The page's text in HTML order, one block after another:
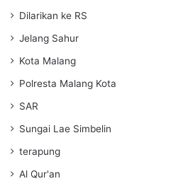
Dilarikan ke RS
Jelang Sahur
Kota Malang
Polresta Malang Kota
SAR
Sungai Lae Simbelin
terapung
Al Qur'an